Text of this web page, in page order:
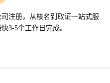
注册，从核名到取证一站式服
3-5个工作日完成。